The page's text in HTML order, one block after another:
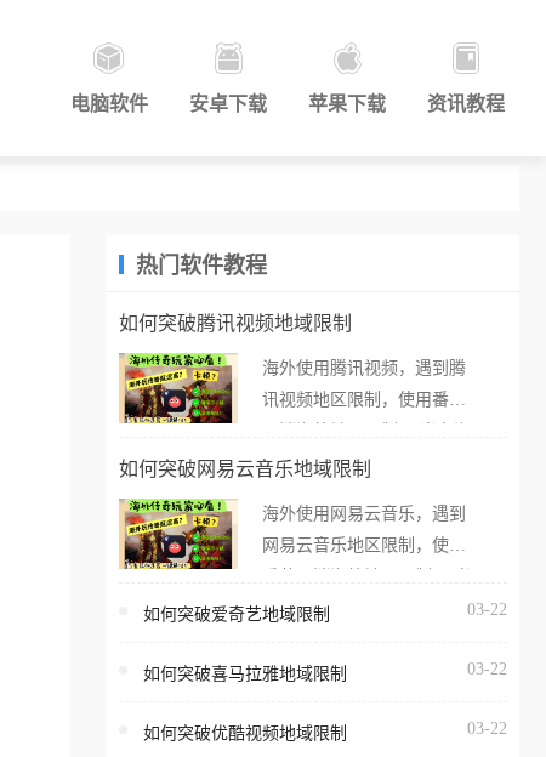
电脑软件 安卓下载 苹果下载 资讯教程
热门软件教程
如何突破腾讯视频地域限制
海外使用腾讯视频，遇到腾
讯视频地区限制，使用番茄
外打开腾讯视频，却突然弹
地区无法播放”的提示语。
海外用户如香港、澳门、台
亚、欧洲等国家和地区时，
台一样，出现地区及版权限
地区播放。 遇到这个问题的
如何突破网易云音乐地域限制
海外使用网易云音乐，遇到
网易云音乐地区限制，使用
在海外打开网易云音乐，却
所在的地区无法播放”的提示
门、台湾、美国、加拿大、
如何突破爱奇艺地域限制 03-22
如何突破喜马拉雅地域限制 03-22
如何突破优酷视频地域限制 03-22